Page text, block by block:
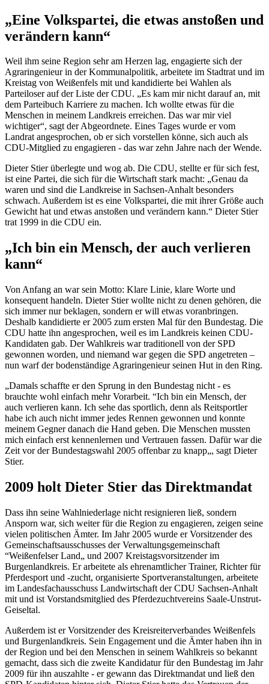
„Eine Volkspartei, die etwas anstoßen und
verändern kann“
Weil ihm seine Region sehr am Herzen lag, engagierte sich der
Agraringenieur in der Kommunalpolitik, arbeitete im Stadtrat und im
Kreistag von Weißenfels mit und kandidierte bei Wahlen als
Parteiloser auf der Liste der CDU. „Es kam mir nicht darauf an, mit
dem Parteibuch Karriere zu machen. Ich wollte etwas für die
Menschen in meinem Landkreis erreichen. Das war mir viel
wichtiger“, sagt der Abgeordnete. Eines Tages wurde er vom
Landrat angesprochen, ob er sich vorstellen könne, sich auch als
CDU-Mitglied zu engagieren - das war zehn Jahre nach der Wende.
Dieter Stier überlegte und wog ab. Die CDU, stellte er für sich fest,
ist eine Partei, die sich für die Wirtschaft stark macht: „Genau da
waren und sind die Landkreise in Sachsen-Anhalt besonders
schwach. Außerdem ist es eine Volkspartei, die mit ihrer Größe auch
Gewicht hat und etwas anstoßen und verändern kann.“ Dieter Stier
trat 1999 in die CDU ein.
„Ich bin ein Mensch, der auch verlieren
kann“
Von Anfang an war sein Motto: Klare Linie, klare Worte und
konsequent handeln. Dieter Stier wollte nicht zu denen gehören, die
sich immer nur beklagen, sondern er will etwas voranbringen.
Deshalb kandidierte er 2005 zum ersten Mal für den Bundestag. Die
CDU hatte ihn angesprochen, weil es im Landkreis keinen CDU-
Kandidaten gab. Der Wahlkreis war traditionell von der SPD
gewonnen worden, und niemand war gegen die SPD angetreten –
nun warf der bodenständige Agraringenieur seinen Hut in den Ring.
„Damals schaffte er den Sprung in den Bundestag nicht - es
brauchte wohl einfach mehr Vorarbeit. “Ich bin ein Mensch, der
auch verlieren kann. Ich sehe das sportlich, denn als Reitsportler
habe ich auch nicht immer jedes Rennen gewonnen und konnte
meinem Gegner danach die Hand geben. Die Menschen mussten
mich einfach erst kennenlernen und Vertrauen fassen. Dafür war die
Zeit vor der Bundestagswahl 2005 offenbar zu knapp„, sagt Dieter
Stier.
2009 holt Dieter Stier das Direktmandat
Dass ihn seine Wahlniederlage nicht resignieren ließ, sondern
Ansporn war, sich weiter für die Region zu engagieren, zeigen seine
vielen politischen Ämter. Im Jahr 2005 wurde er Vorsitzender des
Gemeinschaftsausschusses der Verwaltungsgemeinschaft
“Weißenfelser Land„ und 2007 Kreistagsvorsitzender im
Burgenlandkreis. Er arbeitete als ehrenamtlicher Trainer, Richter für
Pferdesport und -zucht, organisierte Sportveranstaltungen, arbeitete
im Landesfachausschuss Landwirtschaft der CDU Sachsen-Anhalt
mit und ist Vorstandsmitglied des Pferdezuchtvereins Saale-Unstrut-
Geiseltal.
Außerdem ist er Vorsitzender des Kreisreiterverbandes Weißenfels
und Burgenlandkreis. Sein Engagement und die Ämter haben ihn in
der Region und bei den Menschen in seinem Wahlkreis so bekannt
gemacht, dass sich die zweite Kandidatur für den Bundestag im Jahr
2009 für ihn auszahlte - er gewann das Direktmandat und ließ den